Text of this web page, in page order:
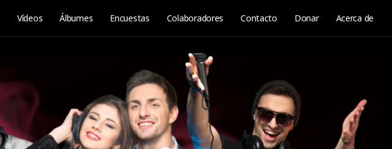
Vídeos Álbumes Encuestas Colaboradores Contacto Donar Acerca de